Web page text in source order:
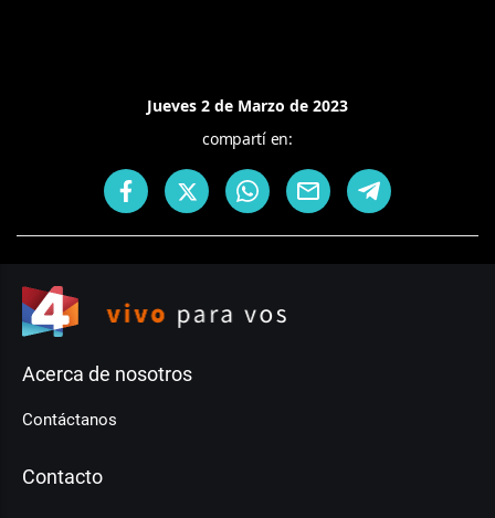
Jueves 2 de Marzo de 2023
compartí en:
Acerca de nosotros
Contáctanos
Contacto